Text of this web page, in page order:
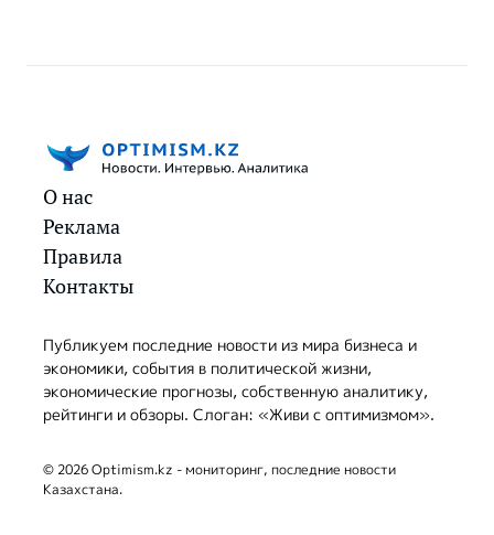
О нас
Реклама
Правила
Контакты
Публикуем последние новости из мира бизнеса и
экономики, события в политической жизни,
экономические прогнозы, собственную аналитику,
рейтинги и обзоры. Слоган: «Живи с оптимизмом».
© 2026 Optimism.kz - мониторинг, последние новости
Казахстана.